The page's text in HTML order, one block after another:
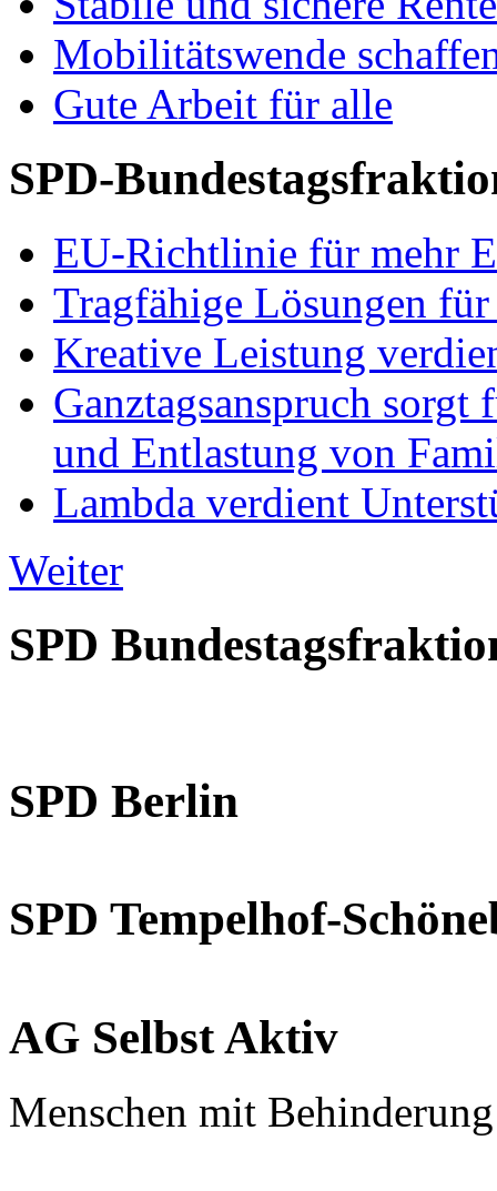
Mobilitätswende
Gute Arbeit für alle
SPD-
EU-Richtlinie für mehr
Tragfähige Lösungen
Kreative Leistung
Ganztagsanspruch
und Entlastung von
Lambda verdient
Weiter
SPD
SPD Berlin
SPD Tempelhof-
AG Selbst Aktiv
Menschen mit